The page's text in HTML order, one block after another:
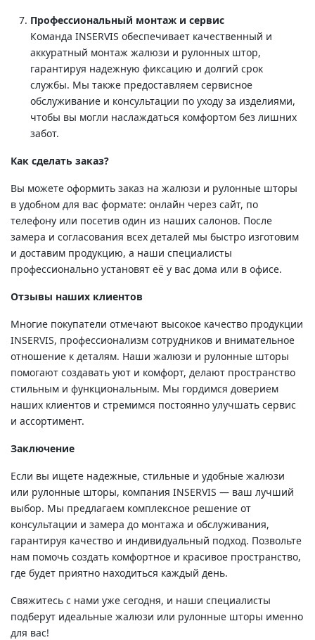
Профессиональный монтаж и сервис
Команда INSERVIS обеспечивает качественный и
аккуратный монтаж жалюзи и рулонных штор,
гарантируя надежную фиксацию и долгий срок
службы. Мы также предоставляем сервисное
обслуживание и консультации по уходу за изделиями,
чтобы вы могли наслаждаться комфортом без лишних
забот.
Как сделать заказ?
Вы можете оформить заказ на жалюзи и рулонные шторы
в удобном для вас формате: онлайн через сайт, по
телефону или посетив один из наших салонов. После
замера и согласования всех деталей мы быстро изготовим
и доставим продукцию, а наши специалисты
профессионально установят её у вас дома или в офисе.
Отзывы наших клиентов
Многие покупатели отмечают высокое качество продукции
INSERVIS, профессионализм сотрудников и внимательное
отношение к деталям. Наши жалюзи и рулонные шторы
помогают создавать уют и комфорт, делают пространство
стильным и функциональным. Мы гордимся доверием
наших клиентов и стремимся постоянно улучшать сервис
и ассортимент.
Заключение
Если вы ищете надежные, стильные и удобные жалюзи
или рулонные шторы, компания INSERVIS — ваш лучший
выбор. Мы предлагаем комплексное решение от
консультации и замера до монтажа и обслуживания,
гарантируя качество и индивидуальный подход. Позвольте
нам помочь создать комфортное и красивое пространство,
где будет приятно находиться каждый день.
Свяжитесь с нами уже сегодня, и наши специалисты
подберут идеальные жалюзи или рулонные шторы именно
для вас!